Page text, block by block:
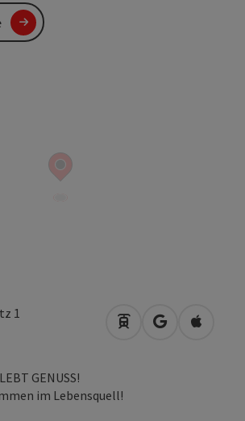
1
Anreise mit
in Google
in
GENUSS!
im Lebensquell!